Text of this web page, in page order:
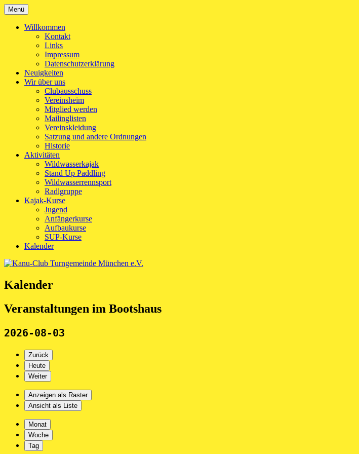
Zum
Inhalt
springen
Kanu-Club Turngemeinde München e.V.
Kanu fahren in München
Menü
Willkommen
Kontakt
Links
Impressum
Datenschutzerklärung
Neuigkeiten
Wir über uns
Clubausschuss
Vereinsheim
Mitglied werden
Mailinglisten
Vereinskleidung
Satzung und andere Ordnungen
Historie
Aktivitäten
Wildwasserkajak
Stand Up Paddling
Wildwasserrennsport
Radlgruppe
Kajak-Kurse
Jugend
Anfängerkurse
Aufbaukurse
SUP-Kurse
Kalender
Kalender
Veranstaltungen im Bootshaus
2026-08-03
Zurück
Heute
Weiter
Anzeigen als Raster
Ansicht als Liste
Monat
Woche
Tag